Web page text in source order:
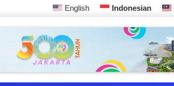
English Indonesian